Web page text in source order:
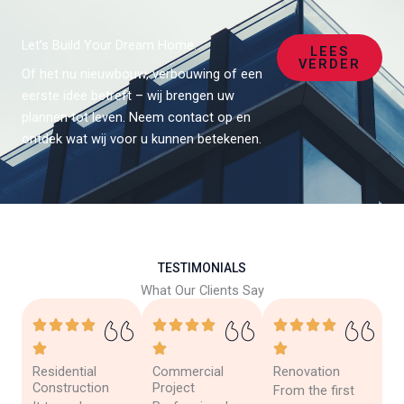
Let’s Build Your Dream Home.
Of het nu nieuwbouw, verbouwing of een
eerste idee betreft – wij brengen uw
plannen tot leven. Neem contact op en
ontdek wat wij voor u kunnen betekenen.
LEES
VERDER
TESTIMONIALS
What Our Clients Say
Residential
Construction
Commercial
Project
Renovation
From the first